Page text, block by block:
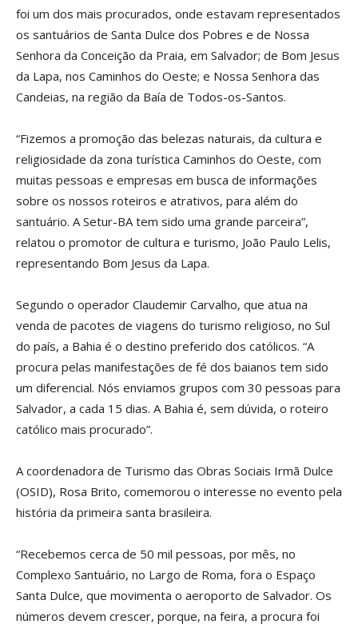
foi um dos mais procurados, onde estavam representados
os santuários de Santa Dulce dos Pobres e de Nossa
Senhora da Conceição da Praia, em Salvador; de Bom Jesus
da Lapa, nos Caminhos do Oeste; e Nossa Senhora das
Candeias, na região da Baía de Todos-os-Santos.
“Fizemos a promoção das belezas naturais, da cultura e
religiosidade da zona turística Caminhos do Oeste, com
muitas pessoas e empresas em busca de informações
sobre os nossos roteiros e atrativos, para além do
santuário. A Setur-BA tem sido uma grande parceira”,
relatou o promotor de cultura e turismo, João Paulo Lelis,
representando Bom Jesus da Lapa.
Segundo o operador Claudemir Carvalho, que atua na
venda de pacotes de viagens do turismo religioso, no Sul
do país, a Bahia é o destino preferido dos católicos. “A
procura pelas manifestações de fé dos baianos tem sido
um diferencial. Nós enviamos grupos com 30 pessoas para
Salvador, a cada 15 dias. A Bahia é, sem dúvida, o roteiro
católico mais procurado”.
A coordenadora de Turismo das Obras Sociais Irmã Dulce
(OSID), Rosa Brito, comemorou o interesse no evento pela
história da primeira santa brasileira.
“Recebemos cerca de 50 mil pessoas, por mês, no
Complexo Santuário, no Largo de Roma, fora o Espaço
Santa Dulce, que movimenta o aeroporto de Salvador. Os
números devem crescer, porque, na feira, a procura foi